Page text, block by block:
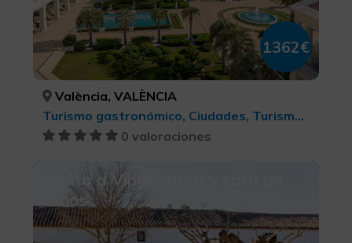
1362€
València, VALÈNCIA
Turismo gastronómico, Ciudades, Turismo de ocio y diversión, Belleza y salud
0 valoraciones
Visita a Vinya Alforí y cata de
vinos